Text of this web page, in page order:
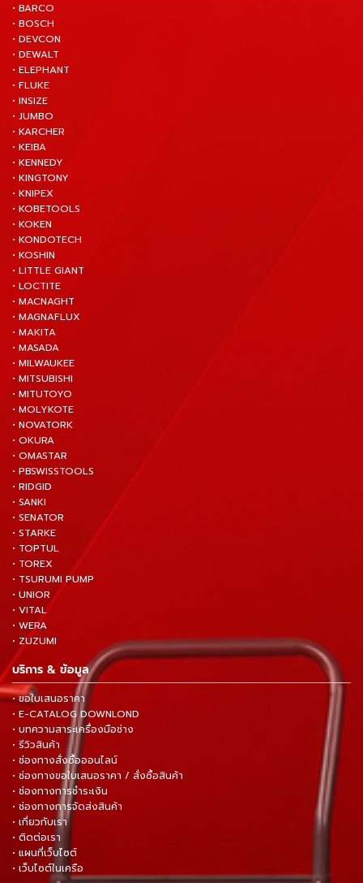
• BARCO
• BOSCH
• DEVCON
• DEWALT
• ELEPHANT
• FLUKE
• INSIZE
• JUMBO
• KARCHER
• KEIBA
• KENNEDY
• KINGTONY
• KNIPEX
• KOBETOOLS
• KOKEN
• KONDOTECH
• KOSHIN
• LITTLE GIANT
• LOCTITE
• MACNAGHT
• MAGNAFLUX
• MAKITA
• MASADA
• MILWAUKEE
• MITSUBISHI
• MITUTOYO
• MOLYKOTE
• NOVATORK
• OKURA
• OMASTAR
• PBSWISSTOOLS
• RIDGID
• SANKI
• SENATOR
• STARKE
• TOPTUL
• TOREX
• TSURUMI PUMP
• UNIOR
• VITAL
• WERA
• ZUZUMI
บริการ & ข้อมูล
• ขอใบเสนอราคา
• E-CATALOG DOWNLOND
• บทความสาระเครื่องมือช่าง
• รีวิวสินค้า
• ช่องทางสั่งซื้อออนไลน์
• ช่องทางขอใบเสนอราคา / สั่งซื้อสินค้า
• ช่องทางการชำระเงิน
• ช่องทางการจัดส่งสินค้า
• เกี่ยวกับเรา
• ติดต่อเรา
• แผนที่เว็บไซต์
• เว็บไซต์ในเครือ